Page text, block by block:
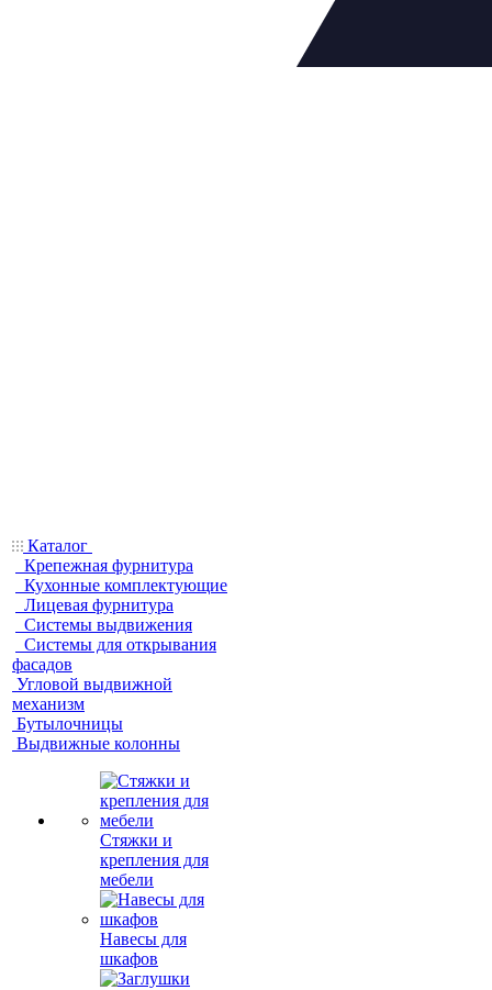
Каталог
Крепежная фурнитура
Кухонные комплектующие
Лицевая фурнитура
Системы выдвижения
Системы для открывания
фасадов
Угловой выдвижной
механизм
Бутылочницы
Выдвижные колонны
Стяжки и
крепления для
мебели
Навесы для
шкафов